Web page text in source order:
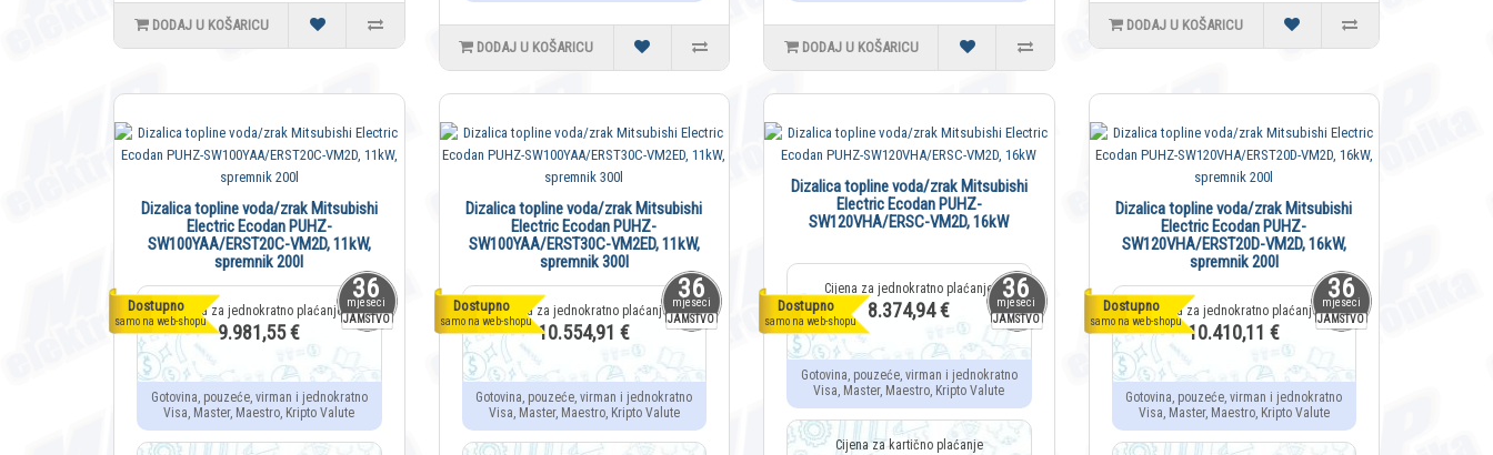
DODAJ U KOŠARICU
DODAJ U KOŠARICU DODAJ U KOŠARICU
DODAJ U KOŠARICU
36
mjeseci
JAMSTVO
Dostupno
samo na web-shopu
Dizalica topline voda/zrak Mitsubishi
Electric Ecodan PUHZ-
SW100YAA/ERST20C-VM2D, 11kW,
spremnik 200l
9.981,55 €
Gotovina, pouzeće, virman i jednokratno
Visa, Master, Maestro, Kripto Valute
36
mjeseci
JAMSTVO
Dostupno
samo na web-shopu
Dizalica topline voda/zrak Mitsubishi
Electric Ecodan PUHZ-
SW100YAA/ERST30C-VM2ED, 11kW,
spremnik 300l
10.554,91 €
Gotovina, pouzeće, virman i jednokratno
Visa, Master, Maestro, Kripto Valute
36
mjeseci
JAMSTVO
Dostupno
samo na web-shopu
Dizalica topline voda/zrak Mitsubishi
Electric Ecodan PUHZ-
SW120VHA/ERSC-VM2D, 16kW
8.374,94 €
Gotovina, pouzeće, virman i jednokratno
Visa, Master, Maestro, Kripto Valute
36
mjeseci
JAMSTVO
Dostupno
samo na web-shopu
Dizalica topline voda/zrak Mitsubishi
Electric Ecodan PUHZ-
SW120VHA/ERST20D-VM2D, 16kW,
spremnik 200l
10.410,11 €
Gotovina, pouzeće, virman i jednokratno
Visa, Master, Maestro, Kripto Valute